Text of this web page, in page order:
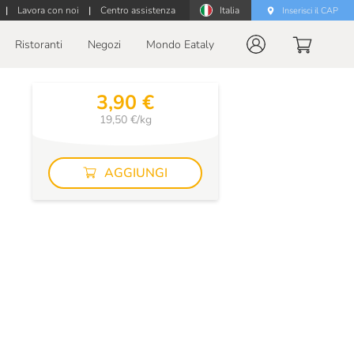
| Lavora con noi | Centro assistenza Italia Inserisci il CAP
Ristoranti Negozi Mondo Eataly
3,90 €
19,50 €/kg
AGGIUNGI